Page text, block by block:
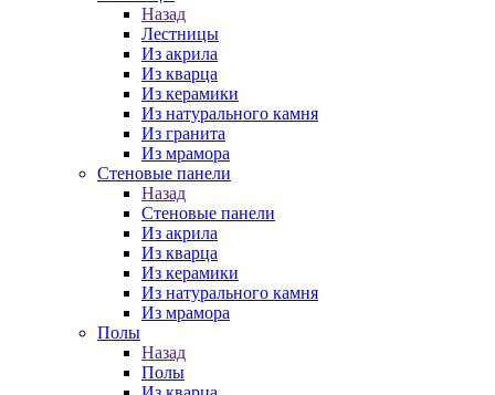
Назад
Лестницы
Из акрила
Из кварца
Из керамики
Из натурального камня
Из гранита
Из мрамора
Стеновые панели
Назад
Стеновые панели
Из акрила
Из кварца
Из керамики
Из натурального камня
Из мрамора
Полы
Назад
Полы